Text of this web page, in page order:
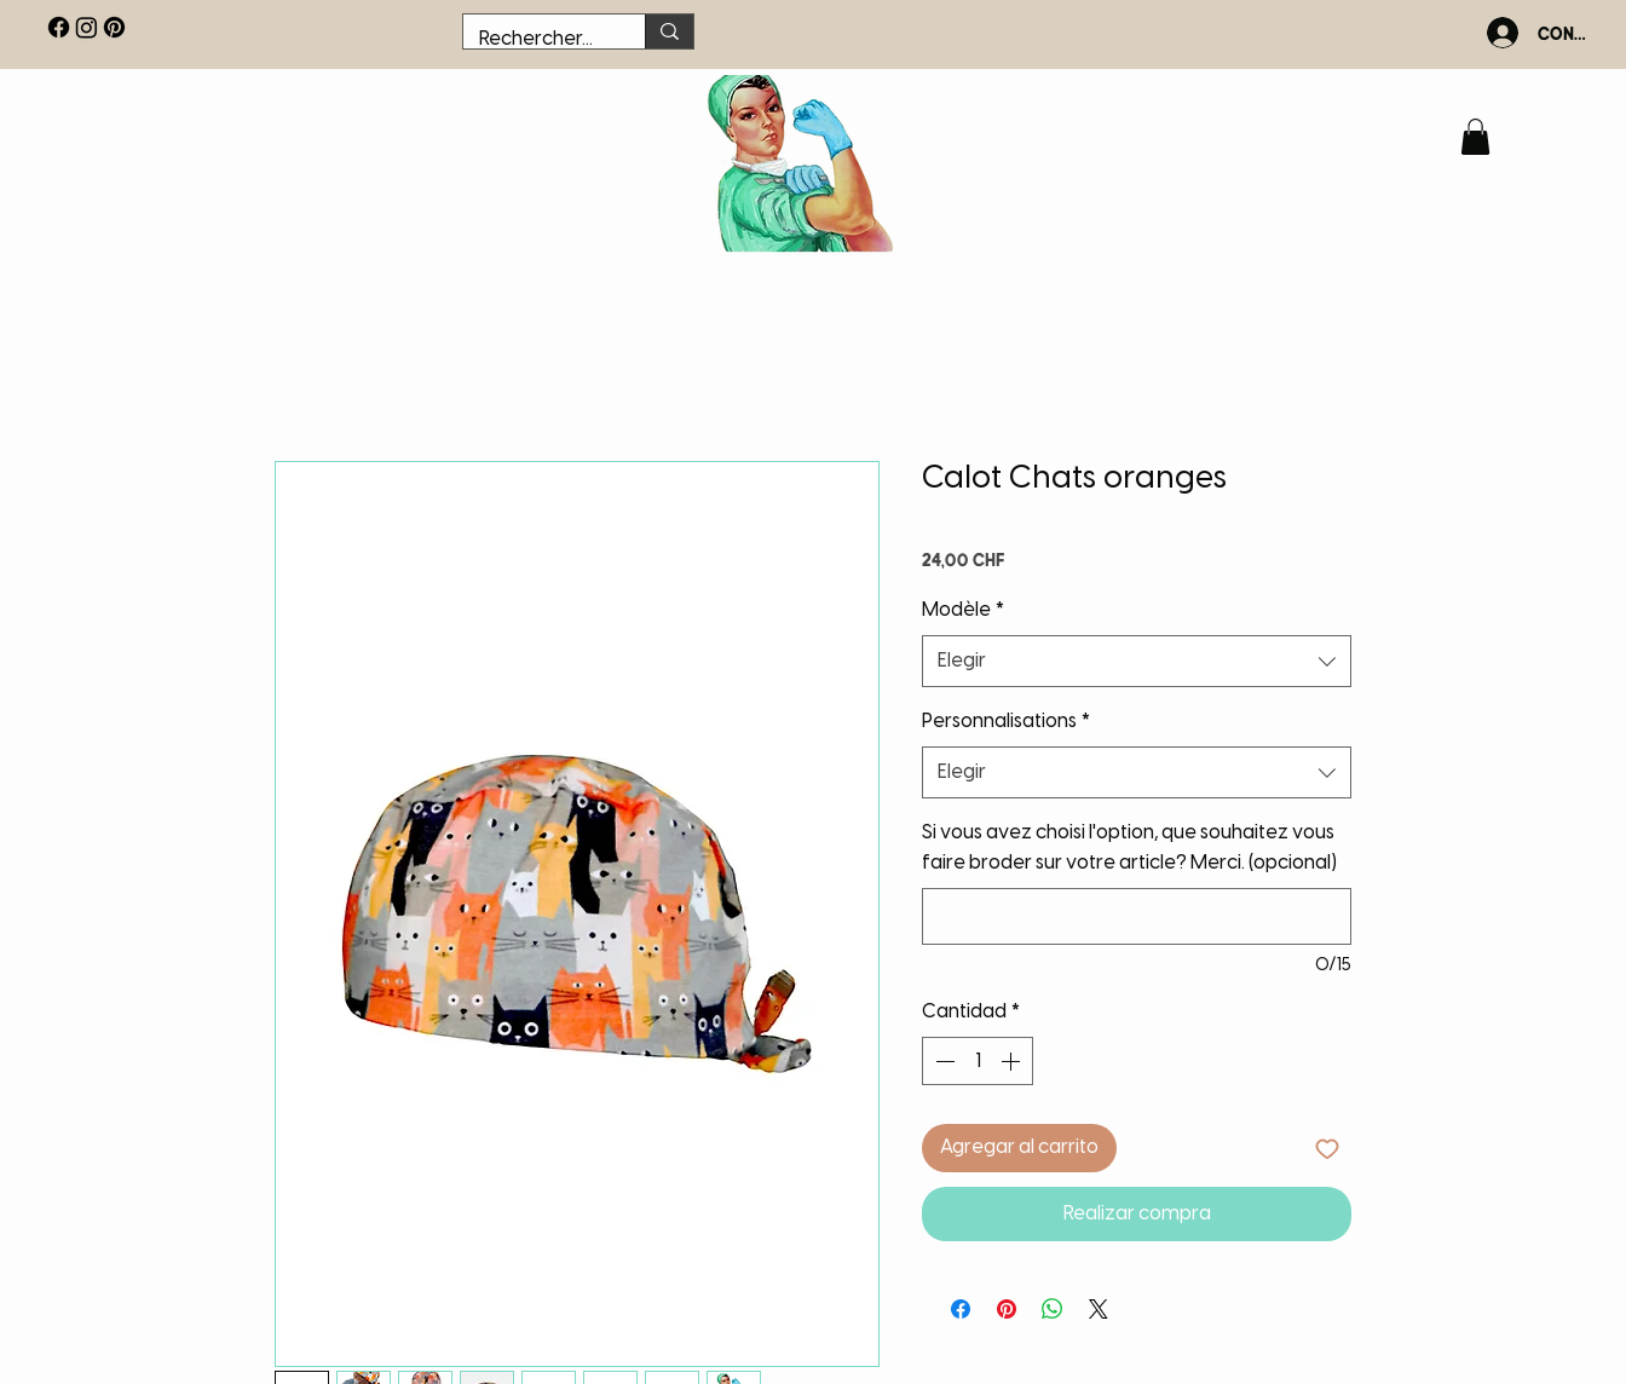
Calot Chats oranges
24,00 CHF
Modèle *
Elegir
Personnalisations *
Elegir
Si vous avez choisi l'option, que souhaitez vous
faire broder sur votre article? Merci. (opcional)
0/15
Cantidad *
Agregar al carrito
Realizar compra